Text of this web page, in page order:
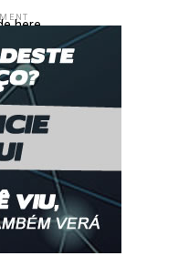
Franco e Sabino
(Negrucci),
Bobadilla e
e Tapia (Rigoni)
here